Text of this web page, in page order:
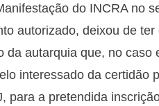
do INCRA no
autorizado, deixou de
da autarquia que, no caso
interessado da certidão
para a pretendida